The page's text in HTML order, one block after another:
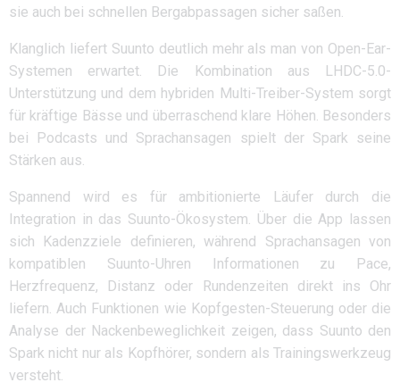
sie auch bei schnellen Bergabpassagen sicher saßen.
Klanglich liefert Suunto deutlich mehr als man von Open-Ear-
Systemen erwartet. Die Kombination aus LHDC-5.0-
Unterstützung und dem hybriden Multi-Treiber-System sorgt
für kräftige Bässe und überraschend klare Höhen. Besonders
bei Podcasts und Sprachansagen spielt der Spark seine
Stärken aus.
Spannend wird es für ambitionierte Läufer durch die
Integration in das Suunto-Ökosystem. Über die App lassen
sich Kadenzziele definieren, während Sprachansagen von
kompatiblen Suunto-Uhren Informationen zu Pace,
Herzfrequenz, Distanz oder Rundenzeiten direkt ins Ohr
liefern. Auch Funktionen wie Kopfgesten-Steuerung oder die
Analyse der Nackenbeweglichkeit zeigen, dass Suunto den
Spark nicht nur als Kopfhörer, sondern als Trainingswerkzeug
versteht.